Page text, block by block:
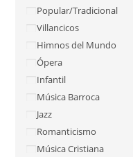
Popular/Tradicional
Villancicos
Himnos del Mundo
Ópera
Infantil
Música Barroca
Jazz
Romanticismo
Música Cristiana